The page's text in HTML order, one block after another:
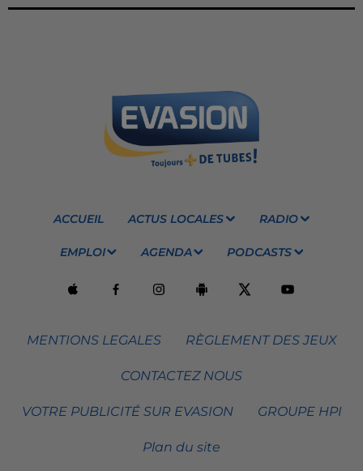
ACCUEIL ACTUS LOCALES RADIO
EMPLOI AGENDA PODCASTS
MENTIONS LEGALES RÈGLEMENT DES JEUX
CONTACTEZ NOUS
VOTRE PUBLICITÉ SUR EVASION GROUPE HPI
Plan du site